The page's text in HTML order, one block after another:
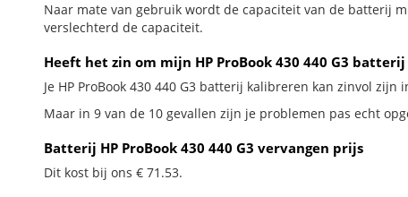
Naar mate van gebruik wordt de capaciteit van de batterij
verslechterd de capaciteit.
Heeft het zin om mijn HP ProBook 430 440 G3
Je HP ProBook 430 440 G3 batterij kalibreren kan zinvol zijn
Maar in 9 van de 10 gevallen zijn je problemen pas echt
Batterij HP ProBook 430 440 G3 vervangen prijs
Dit kost bij ons € 71.53.